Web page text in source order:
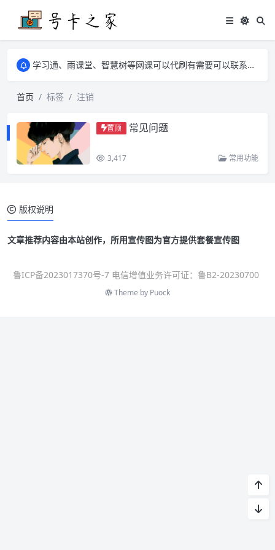
学习通、雨课堂、智慧树等网课可以代刷有需要可以联系邮箱i@tuzi.la
学习通、雨课堂、智慧树等网课可以代刷有需要可以联系邮箱i@tuzi.la
首页
标签 注销
置顶 常见问题
3,417 常用功能
版权说明
文章推荐内容由本站创作，所用宣传图为官方提供套餐宣传图
鲁ICP备2023017370号-7 电信增值业务许可证：鲁B2-20230700
Theme by Puock